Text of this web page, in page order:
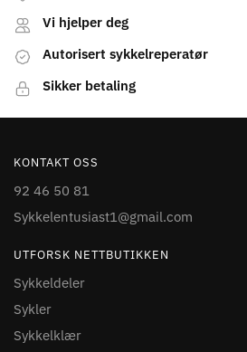
Vi hjelper deg
Autorisert sykkelreperatør
Sikker betaling
KONTAKT OSS
92 46 50 81
Sykkelentusiast1@gmail.com
UTFORSK NETTBUTIKKEN
Sykkeldeler
Sykler
Sykkelklær